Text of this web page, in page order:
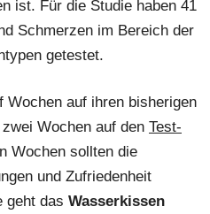
ist. Für die Studie haben 41
Schmerzen im Bereich der
getestet.
auf ihren bisherigen
Wochen auf den Test-
Wochen sollten die
und Zufriedenheit
geht das Wasserkissen